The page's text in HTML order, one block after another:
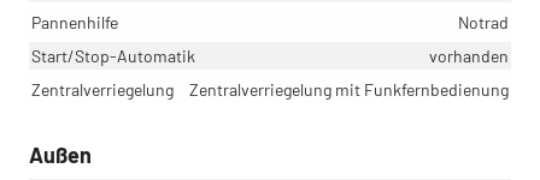
Pannenhilfe
Notrad
Start/Stop-Automatik
vorhanden
Zentralverriegelung
Zentralverriegelung mit Funkfernbedienung
Außen